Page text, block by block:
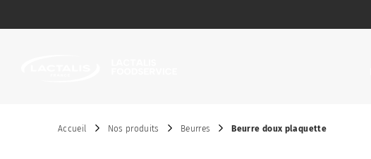
Accueil Nos produits Beurres Beurre doux plaquette